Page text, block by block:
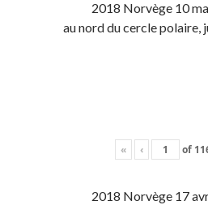
2018 Norvège 10
au nord du cercle polaire,
« ‹ of
2018 Norvège 17